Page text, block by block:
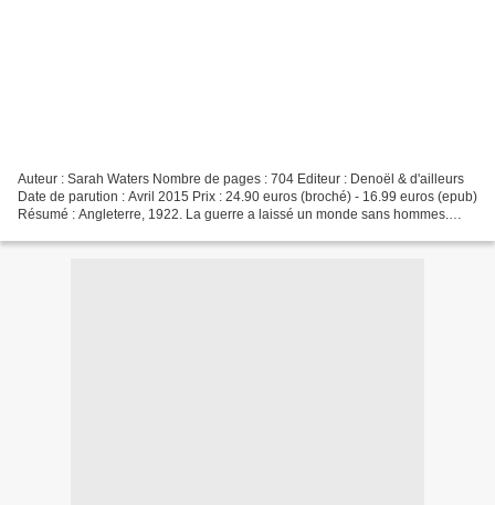
Auteur : Sarah Waters Nombre de pages : 704 Editeur : Denoël & d'ailleurs
Date de parution : Avril 2015 Prix : 24.90 euros (broché) - 16.99 euros (epub)
Résumé : Angleterre, 1922. La guerre a laissé un monde sans hommes.